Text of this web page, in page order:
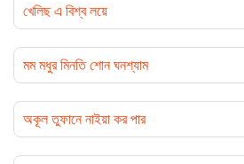
খেলিছ এ বিশ্ব লয়ে
মম মধুর মিনতি শোন ঘনশ্যাম
অকূল তুফানে নাইয়া কর পার